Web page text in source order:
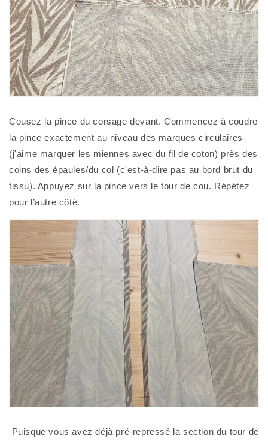
Cousez la pince du corsage devant. Commencez à coudre
la pince exactement au niveau des marques circulaires
(j'aime marquer les miennes avec du fil de coton) près des
coins des épaules/du col (c'est-à-dire pas au bord brut du
tissu). Appuyez sur la pince vers le tour de cou. Répétez
pour l’autre côté.